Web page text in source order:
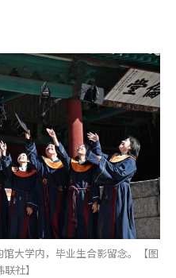
大学内，毕业生合影留念。【图
社】